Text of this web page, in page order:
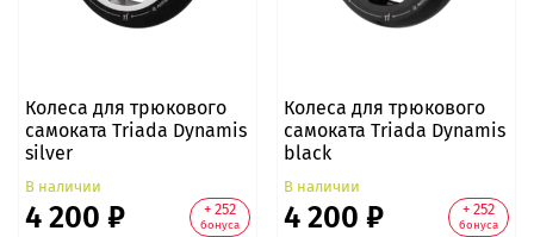
Колеса для трюкового
самоката Triada Dynamis
silver
В наличии
4 200 ₽ + 252
бонуса
Колеса для трюкового
самоката Triada Dynamis
black
В наличии
4 200 ₽ + 252
бонуса